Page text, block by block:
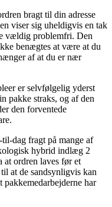
bragt til din adresse
viser sig uheldigvis en tak
vældig problemfri. Den
benægtes at være at du
af at du er nær
er selvfølgelig yderst
pakke straks, og af den
den forventede
dag fragt på mange af
hybrid indlæg 2
at ordren laves før et
at de sandsynligvis kan
har